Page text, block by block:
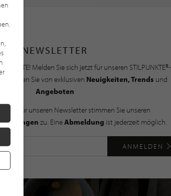
NEWSLETTER
DATE! Melden Sie sich jetzt für unseren STILPUNKTE®-
Sie von exklusiven Neuigkeiten, Trends und
Angeboten
für unseren Newsletter stimmen Sie unseren
zu. EineAbmeldung ist jederzeit möglich.
ANMELDEN